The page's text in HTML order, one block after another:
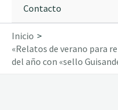
Contacto
Inicio
«Relatos de verano para
del año con «sello